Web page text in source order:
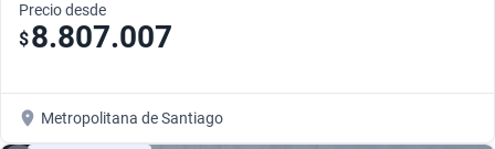
Precio desde
$8.807.007
Metropolitana de Santiago